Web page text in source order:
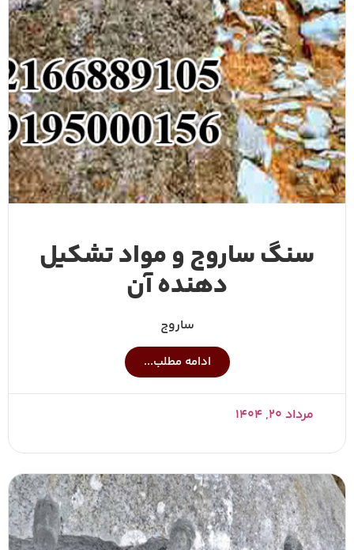
سنگ ساروج و مواد تشکیل
دهنده آن
ساروج
ادامه مطلب...
مرداد ۲۰, ۱۴۰۴